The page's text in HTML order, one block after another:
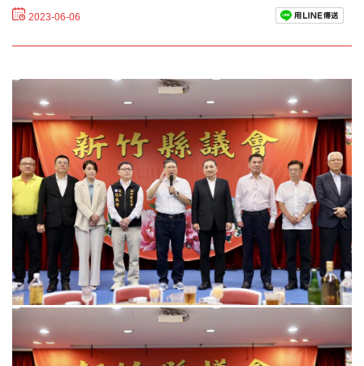
2023-06-06